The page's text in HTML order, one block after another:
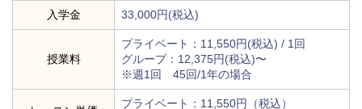
入学金 33,000円(税込)
授業料
プライベート：11,550円(税込) / 1回
グループ：12,375円(税込)〜
※週1回 45回/1年の場合
プライベート：11,550円（税込）